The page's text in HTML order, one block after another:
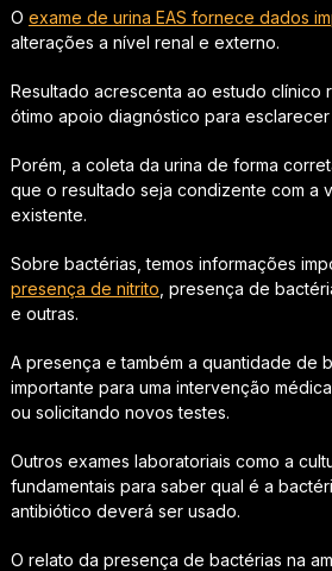
O exame de urina EAS fornece dados
alterações a nível renal e externo.
Resultado acrescenta ao estudo clínico
ótimo apoio diagnóstico para
Porém, a coleta da urina de forma
que o resultado seja condizente com a
existente.
Sobre bactérias, temos informações
presença de nitrito , presença de
e outras.
A presença e também a quantidade de
importante para uma intervenção
ou solicitando novos testes.
Outros exames laboratoriais como a
fundamentais para saber qual é a
antibiótico deverá ser usado.
O relato da presença de bactérias na